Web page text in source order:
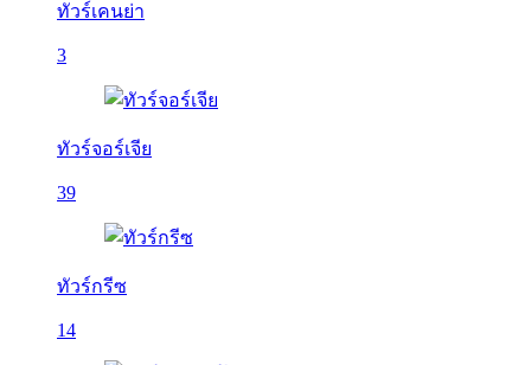
ทัวร์เคนย่า
3
ทัวร์จอร์เจีย
39
ทัวร์กรีซ
14